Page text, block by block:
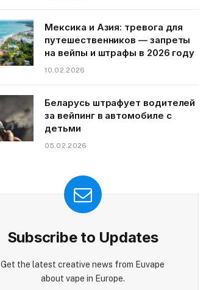
Мексика и Азия: тревога для
путешественников — запреты
на вейпы и штрафы в 2026 году
10.02.2026
Беларусь штрафует водителей
за вейпинг в автомобиле с
детьми
05.02.2026
Subscribe to Updates
Get the latest creative news from Euvape
about vape in Europe.